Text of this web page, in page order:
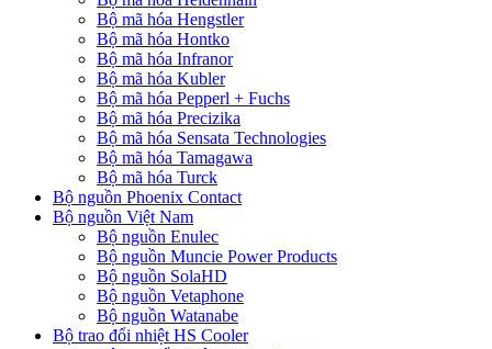
Bộ mã hóa Hengstler
Bộ mã hóa Hontko
Bộ mã hóa Infranor
Bộ mã hóa Kubler
Bộ mã hóa Pepperl + Fuchs
Bộ mã hóa Precizika
Bộ mã hóa Sensata Technologies
Bộ mã hóa Tamagawa
Bộ mã hóa Turck
Bộ nguồn Phoenix Contact
Bộ nguồn Việt Nam
Bộ nguồn Enulec
Bộ nguồn Muncie Power Products
Bộ nguồn SolaHD
Bộ nguồn Vetaphone
Bộ nguồn Watanabe
Bộ trao đổi nhiệt HS Cooler